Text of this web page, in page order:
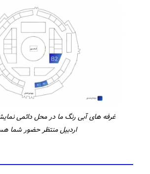
غرفه های آبی رنگ ما در محل دائمی
اردبیل منتظر حضور شما